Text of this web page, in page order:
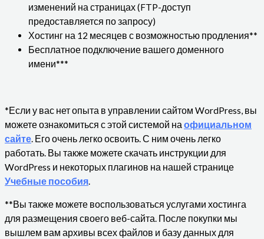
изменений на страницах (FTP-доступ
предоставляется по запросу)
Хостинг на 12 месяцев с возможностью продления**
Бесплатное подключение вашего доменного
имени***
*Если у вас нет опыта в управлении сайтом WordPress, вы
можете ознакомиться с этой системой на официальном
сайте. Его очень легко освоить. С ним очень легко
работать. Вы также можете скачать инструкции для
WordPress и некоторых плагинов на нашей странице
Учебные пособия.
**Вы также можете воспользоваться услугами хостинга
для размещения своего веб-сайта. После покупки мы
вышлем вам архивы всех файлов и базу данных для